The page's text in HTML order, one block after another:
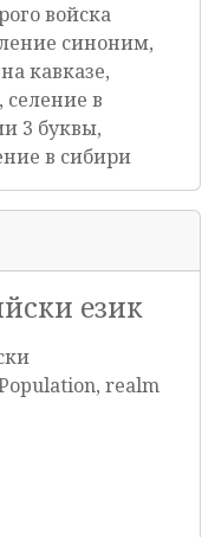
войска
синоним,
кавказе,
селение в
3 буквы,
в сибири
език
realm